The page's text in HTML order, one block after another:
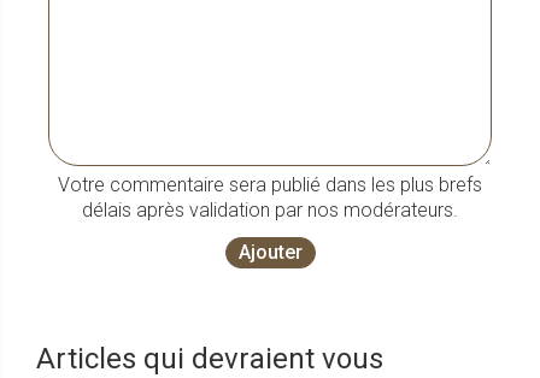
Votre commentaire sera publié dans les plus brefs
délais après validation par nos modérateurs.
Ajouter
Articles qui devraient vous